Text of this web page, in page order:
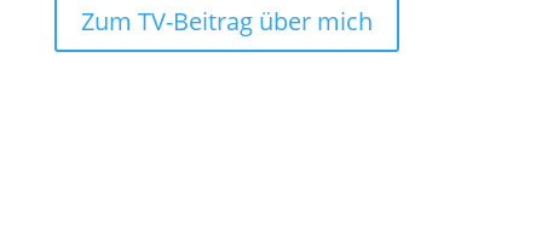
Zum TV-Beitrag über mich